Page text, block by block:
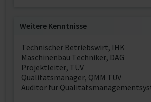
Weitere Kenntnisse
Technischer Betriebswirt, IHK
Maschinenbau Techniker, DAG
Projektleiter, TÜV
Qualitätsmanager, QMM TÜV
Auditor für